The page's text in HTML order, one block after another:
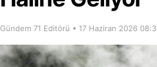
Gündem 71 Editörü • 17 Haziran 2026